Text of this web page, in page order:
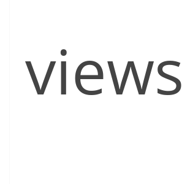
views